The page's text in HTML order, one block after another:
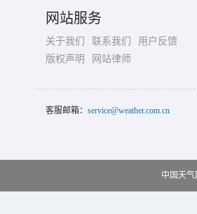
网站服务
关于我们 联系我们
用户反馈
版权声明
网站律师
客服邮箱： service@weather.com.cn
中国天